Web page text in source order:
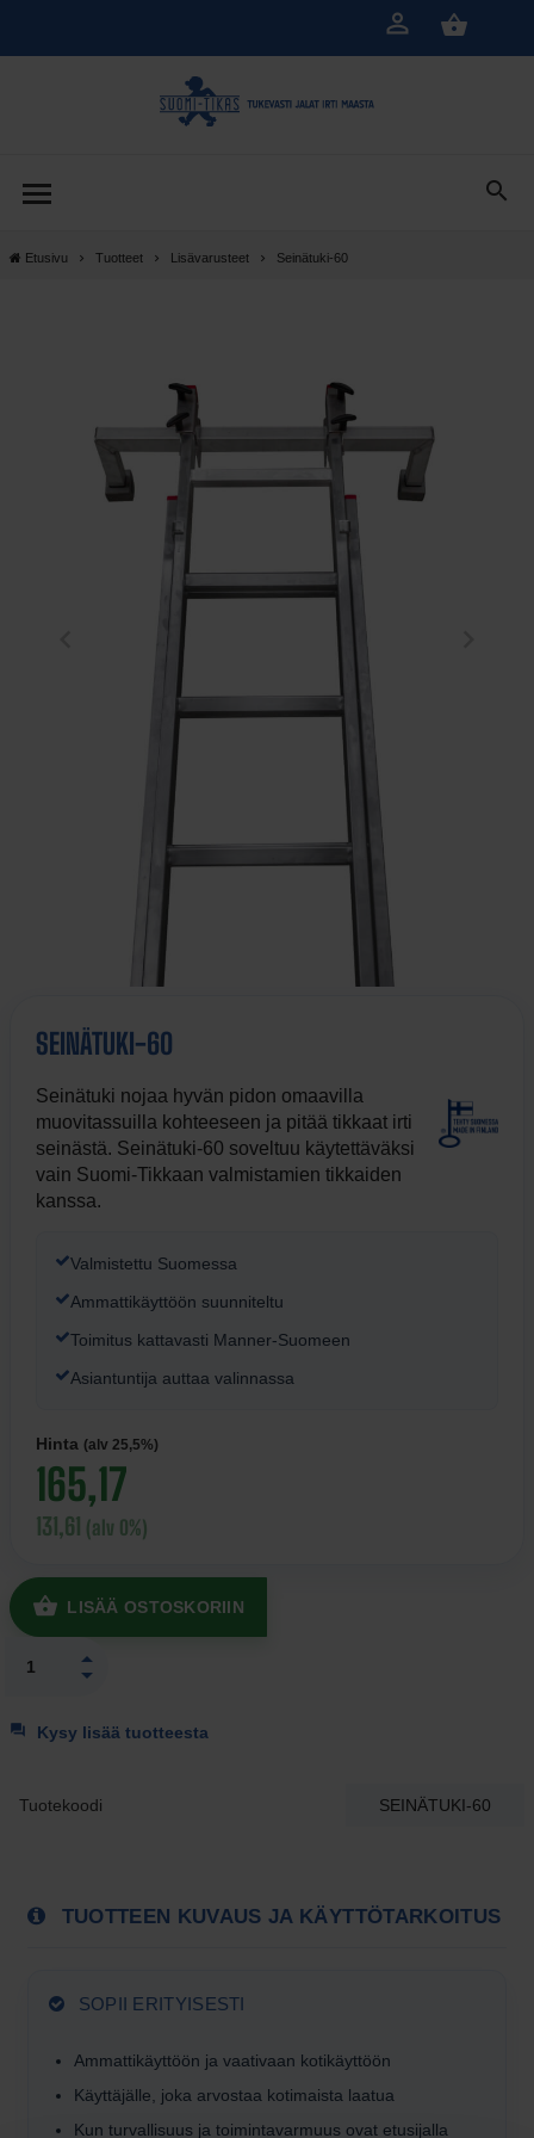
Etusivu Tuotteet Lisävarusteet Seinätuki-60
SEINÄTUKI-60
Seinätuki nojaa hyvän pidon omaavilla
muovitassuilla kohteeseen ja pitää tikkaat irti
seinästä. Seinätuki-60 soveltuu käytettäväksi
vain Suomi-Tikkaan valmistamien tikkaiden
kanssa.
Valmistettu Suomessa
Ammattikäyttöön suunniteltu
Toimitus kattavasti Manner-Suomeen
Asiantuntija auttaa valinnassa
Hinta (alv 25,5%)
165,17
131,61 (alv 0%)
LISÄÄ OSTOSKORIIN
Kysy lisää tuotteesta
Tuotekoodi SEINÄTUKI-60
TUOTTEEN KUVAUS JA KÄYTTÖTARKOITUS
SOPII ERITYISESTI
Ammattikäyttöön ja vaativaan kotikäyttöön
Käyttäjälle, joka arvostaa kotimaista laatua
Kun turvallisuus ja toiminta­varmuus ovat etusijalla